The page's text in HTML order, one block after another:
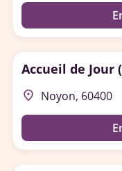
Accueil de Jour
place Noyon, 60400